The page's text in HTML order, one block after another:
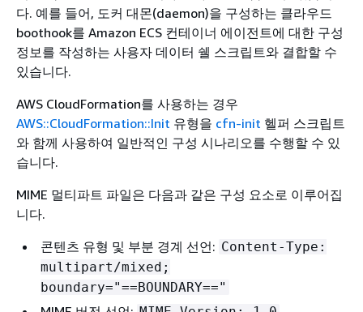
다. 예를 들어, 도커 대몬(daemon)을 구성하는 클라우드
boothook를 Amazon ECS 컨테이너 에이전트에 대한 구성
정보를 작성하는 사용자 데이터 쉘 스크립트와 결합할 수
있습니다.
AWS CloudFormation를 사용하는 경우
AWS::CloudFormation::Init 유형을 cfn-init 헬퍼 스크립트
와 함께 사용하여 일반적인 구성 시나리오를 수행할 수 있
습니다.
MIME 멀티파트 파일은 다음과 같은 구성 요소로 이루어집
니다.
콘텐츠 유형 및 부분 경계 선언: Content-Type:
multipart/mixed;
boundary="==BOUNDARY=="